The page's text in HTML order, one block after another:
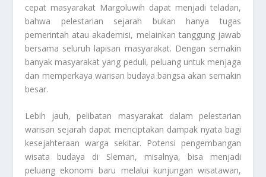
cepat masyarakat Margoluwih dapat menjadi teladan,
bahwa pelestarian sejarah bukan hanya tugas
pemerintah atau akademisi, melainkan tanggung jawab
bersama seluruh lapisan masyarakat. Dengan semakin
banyak masyarakat yang peduli, peluang untuk menjaga
dan memperkaya warisan budaya bangsa akan semakin
besar.
Lebih jauh, pelibatan masyarakat dalam pelestarian
warisan sejarah dapat menciptakan dampak nyata bagi
kesejahteraan warga sekitar. Potensi pengembangan
wisata budaya di Sleman, misalnya, bisa menjadi
peluang ekonomi baru melalui kunjungan wisatawan,